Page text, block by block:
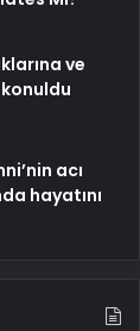
ve
acı
hayatını